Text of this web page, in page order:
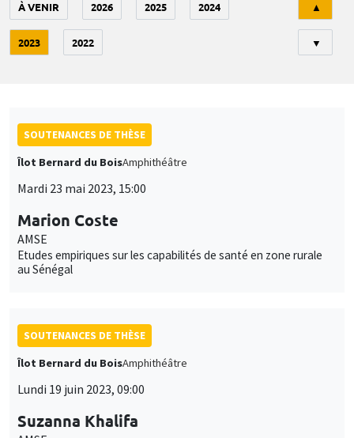
À VENIR 2026 2025 2024
2023 2022
▲
▼
SOUTENANCES DE THÈSE
Îlot Bernard du BoisAmphithéâtre
Mardi 23 mai 2023, 15:00
Marion Coste
AMSE
Etudes empiriques sur les capabilités de santé en zone rurale
au Sénégal
SOUTENANCES DE THÈSE
Îlot Bernard du BoisAmphithéâtre
Lundi 19 juin 2023, 09:00
Suzanna Khalifa